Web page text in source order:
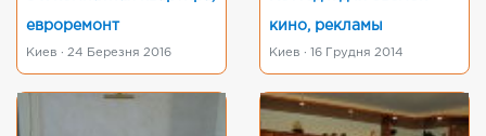
евроремонт
Киев · 24 Березня 2016
кино, рекламы
Киев · 16 Грудня 2014